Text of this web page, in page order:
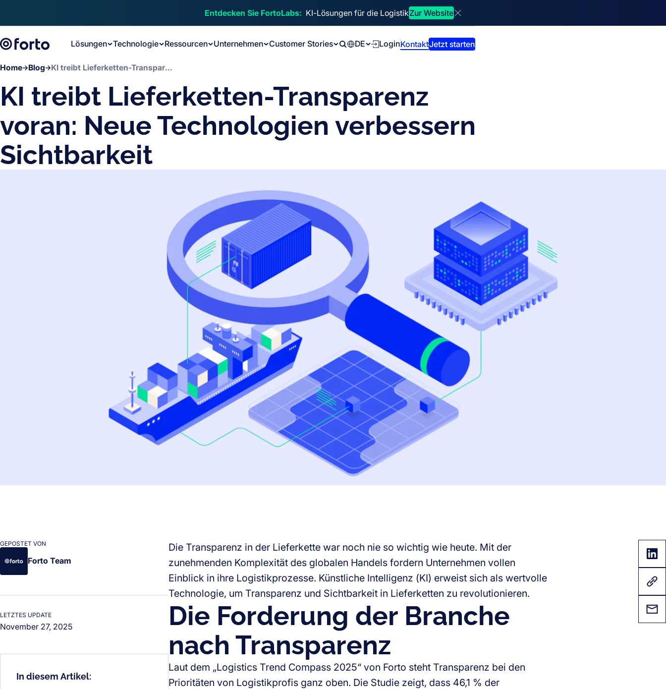
Entdecken Sie FortoLabs: KI-Lösungen für die LogistikZur Website
Dismiss announcment
Lösungen Technologie Ressourcen Unternehmen
Customer Stories
DE LoginKontaktJetzt starten
Home Blog KI treibt Lieferketten-Transparenz voran: Neue Technologien verbessern Sichtbarkeit
KI treibt Lieferketten-Transparenz
voran: Neue Technologien verbessern
Sichtbarkeit
GEPOSTET VON
Forto Team
LETZTES UPDATE
November 27, 2025
In diesem Artikel:
Die Transparenz in der Lieferkette war noch nie so wichtig wie heute. Mit der
zunehmenden Komplexität des globalen Handels fordern Unternehmen vollen
Einblick in ihre Logistikprozesse. Künstliche Intelligenz (KI) erweist sich als wertvolle
Technologie, um Transparenz und Sichtbarkeit in Lieferketten zu revolutionieren.
Die Forderung der Branche
nach Transparenz
Laut dem „Logistics Trend Compass 2025“ von Forto steht Transparenz bei den
Prioritäten von Logistikprofis ganz oben. Die Studie zeigt, dass 46,1 % der